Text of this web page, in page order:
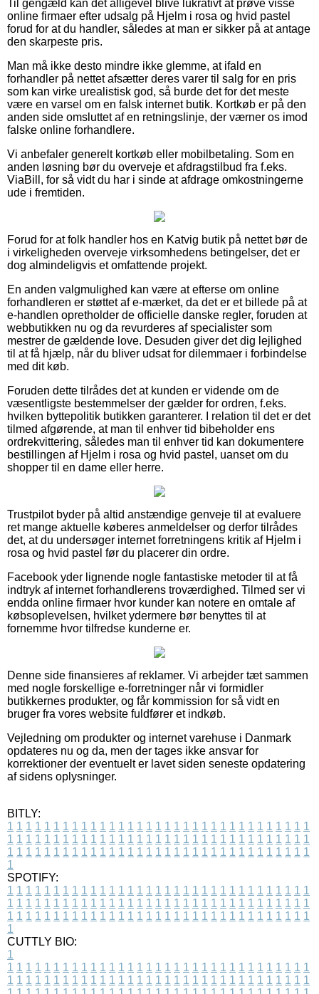
Til gengæld kan det alligevel blive lukrativt at prøve visse
online firmaer efter udsalg på Hjelm i rosa og hvid pastel
forud for at du handler, således at man er sikker på at antage
den skarpeste pris.
Man må ikke desto mindre ikke glemme, at ifald en
forhandler på nettet afsætter deres varer til salg for en pris
som kan virke urealistisk god, så burde det for det meste
være en varsel om en falsk internet butik. Kortkøb er på den
anden side omsluttet af en retningslinje, der værner os imod
falske online forhandlere.
Vi anbefaler generelt kortkøb eller mobilbetaling. Som en
anden løsning bør du overveje et afdragstilbud fra f.eks.
ViaBill, for så vidt du har i sinde at afdrage omkostningerne
ude i fremtiden.
Forud for at folk handler hos en Katvig butik på nettet bør de
i virkeligheden overveje virksomhedens betingelser, det er
dog almindeligvis et omfattende projekt.
En anden valgmulighed kan være at efterse om online
forhandleren er støttet af e-mærket, da det er et billede på at
e-handlen opretholder de officielle danske regler, foruden at
webbutikken nu og da revurderes af specialister som
mestrer de gældende love. Desuden giver det dig lejlighed
til at få hjælp, når du bliver udsat for dilemmaer i forbindelse
med dit køb.
Foruden dette tilrådes det at kunden er vidende om de
væsentligste bestemmelser der gælder for ordren, f.eks.
hvilken byttepolitik butikken garanterer. I relation til det er det
tilmed afgørende, at man til enhver tid bibeholder ens
ordrekvittering, således man til enhver tid kan dokumentere
bestillingen af Hjelm i rosa og hvid pastel, uanset om du
shopper til en dame eller herre.
Trustpilot byder på altid anstændige genveje til at evaluere
ret mange aktuelle køberes anmeldelser og derfor tilrådes
det, at du undersøger internet forretningens kritik af Hjelm i
rosa og hvid pastel før du placerer din ordre.
Facebook yder lignende nogle fantastiske metoder til at få
indtryk af internet forhandlerens troværdighed. Tilmed ser vi
endda online firmaer hvor kunder kan notere en omtale af
købsoplevelsen, hvilket ydermere bør benyttes til at
fornemme hvor tilfredse kunderne er.
Denne side finansieres af reklamer. Vi arbejder tæt sammen
med nogle forskellige e-forretninger når vi formidler
butikkernes produkter, og får kommission for så vidt en
bruger fra vores website fuldfører et indkøb.
Vejledning om produkter og internet varehuse i Danmark
opdateres nu og da, men der tages ikke ansvar for
korrektioner der eventuelt er lavet siden seneste opdatering
af sidens oplysninger.
BITLY:
1 1 1 1 1 1 1 1 1 1 1 1 1 1 1 1 1 1 1 1 1 1 1 1 1 1 1 1 1 1 1 1 1
1 1 1 1 1 1 1 1 1 1 1 1 1 1 1 1 1 1 1 1 1 1 1 1 1 1 1 1 1 1 1 1 1
1 1 1 1 1 1 1 1 1 1 1 1 1 1 1 1 1 1 1 1 1 1 1 1 1 1 1 1 1 1 1 1 1
1
SPOTIFY:
1 1 1 1 1 1 1 1 1 1 1 1 1 1 1 1 1 1 1 1 1 1 1 1 1 1 1 1 1 1 1 1 1
1 1 1 1 1 1 1 1 1 1 1 1 1 1 1 1 1 1 1 1 1 1 1 1 1 1 1 1 1 1 1 1 1
1 1 1 1 1 1 1 1 1 1 1 1 1 1 1 1 1 1 1 1 1 1 1 1 1 1 1 1 1 1 1 1 1
1
CUTTLY BIO:
1
1 1 1 1 1 1 1 1 1 1 1 1 1 1 1 1 1 1 1 1 1 1 1 1 1 1 1 1 1 1 1 1 1
1 1 1 1 1 1 1 1 1 1 1 1 1 1 1 1 1 1 1 1 1 1 1 1 1 1 1 1 1 1 1 1 1